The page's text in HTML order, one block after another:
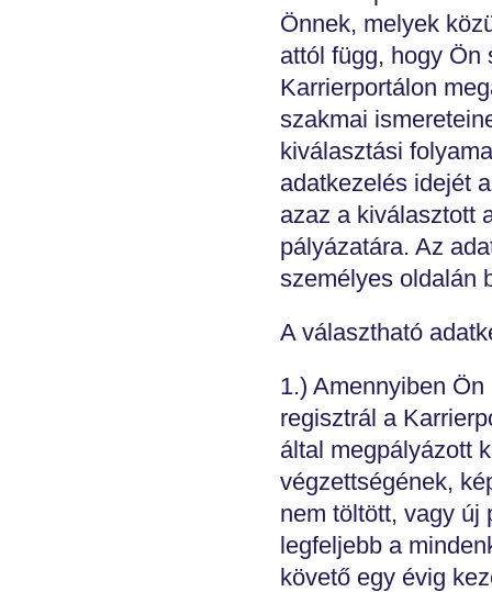
Önnek, melyek
attól függ, hogy
Karrierportálon
szakmai
kiválasztási
adatkezelés idejét
azaz a kiválasztott
pályázatára. Az
személyes oldalán
A választható
1.) Amennyiben
regisztrál a
által megpályázott
végzettségének,
nem töltött, vagy új
legfeljebb a
követő egy évig